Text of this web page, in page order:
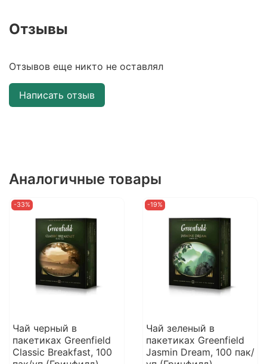
Отзывы
Отзывов еще никто не оставлял
Написать отзыв
Аналогичные товары
-33%
Чай черный в
пакетиках Greenfield
Classic Breakfast, 100
-19%
Чай зеленый в
пакетиках Greenfield
Jasmin Dream, 100 пак/